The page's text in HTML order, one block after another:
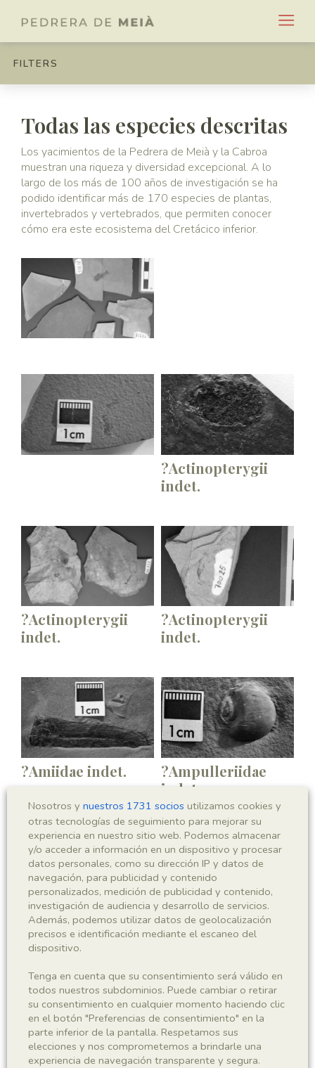
FILTERS
Todas las especies descritas
Los yacimientos de la Pedrera de Meià y la Cabroa
muestran una riqueza y diversidad excepcional. A lo
largo de los más de 100 años de investigación se ha
podido identificar más de 170 especies de plantas,
invertebrados y vertebrados, que permiten conocer
cómo era este ecosistema del Cretácico inferior.
?Actinopterygii
indet.
?Actinopterygii
indet.
?Actinopterygii
indet.
?Amiidae indet.
?Ampulleriidae
indet.
?Anaglyphites
pluricavus
?Araucarites sp.
Nosotros y nuestros 1731 socios utilizamos cookies y
otras tecnologías de seguimiento para mejorar su
experiencia en nuestro sitio web. Podemos almacenar
y/o acceder a información en un dispositivo y procesar
datos personales, como su dirección IP y datos de
navegación, para publicidad y contenido
personalizados, medición de publicidad y contenido,
investigación de audiencia y desarrollo de servicios.
Además, podemos utilizar datos de geolocalización
precisos e identificación mediante el escaneo del
dispositivo.
Tenga en cuenta que su consentimiento será válido en
todos nuestros subdominios. Puede cambiar o retirar
su consentimiento en cualquier momento haciendo clic
en el botón "Preferencias de consentimiento" en la
parte inferior de la pantalla. Respetamos sus
elecciones y nos comprometemos a brindarle una
experiencia de navegación transparente y segura.